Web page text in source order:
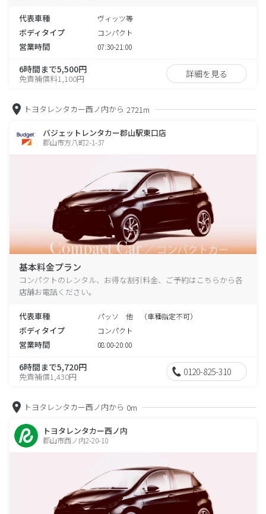
代表車種 ヴィッツ等
ボディタイプ コンパクト
営業時間 07:30-21:00
6時間まで5,500円
免責補償料1,100円 詳細を見る
トヨタレンタカー西ノ内から 2721m
バジェットレンタカー郡山駅東口店
郡山市方八町2-1-37
基本料金プラン
コンパクトのレンタル、お得な割引料金、ご予約はこちらから各
店舗お電話ください。
代表車種 パッソ 他 （車種指定不可）
ボディタイプ コンパクト
営業時間 08:00-20:00
6時間まで5,720円
免責補償1,430円 0120-825-310
トヨタレンタカー西ノ内から 0m
トヨタレンタカー西ノ内
郡山市西ノ内2-20-10